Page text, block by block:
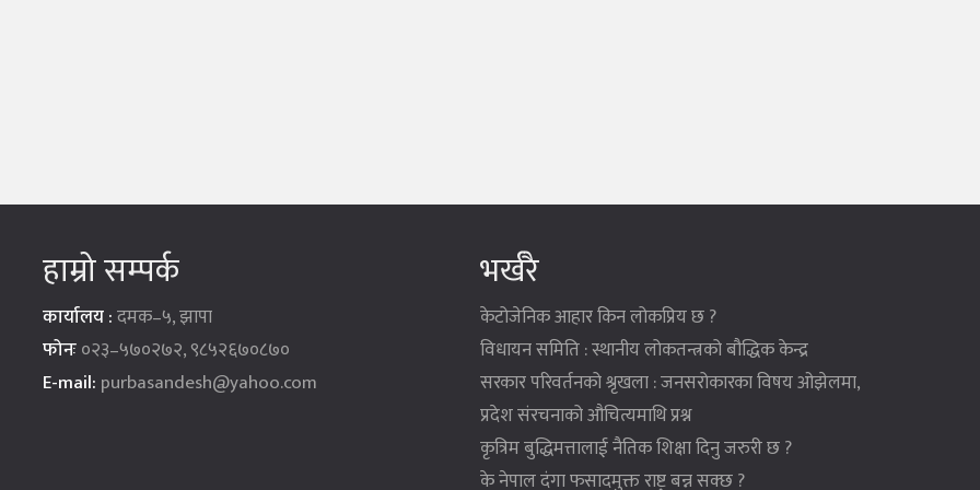
हाम्रो सम्पर्क
कार्यालय :दमक–५, झापा
फोनः०२३–५७०२७२, ९८५२६७०८७०
E-mail: purbasandesh@yahoo.com
भर्खरै
केटोजेनिक आहार किन लोकप्रिय छ ?
विधायन समिति : स्थानीय लोकतन्त्रको बौद्धिक केन्द्र
सरकार परिवर्तनको श्रृखला : जनसरोकारका विषय ओझेलमा,
प्रदेश संरचनाको औचित्यमाथि प्रश्न
कृत्रिम बुद्धिमत्तालाई नैतिक शिक्षा दिनु जरुरी छ ?
के नेपाल दंगा फसादमुक्त राष्ट्र बन्न सक्छ ?